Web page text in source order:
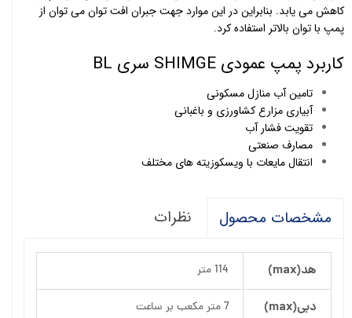
کاهش می یابد. بنابراین در این موارد جهت جبران افت توان می توان از
پمپ با توان بالاتر استفاده کرد.
کاربرد پمپ عمودی SHIMGE سری BL
تامین آب منازل مسکونی
آبیاری مزارع کشاورزی و باغبانی
تقویت فشار آب
مصارف صنعتی
انتقال مایعات با ویسکوزیته های مختلف
مشخصات محصول نظرات
هد(max) 114 متر
دبی(max) 7 متر مکعب بر ساعت